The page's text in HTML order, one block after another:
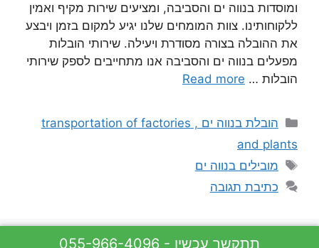
ומוסדות בנווה ים והסביבה, ומציעים שירות מקיף ואמין
ללקוחותינו. צוות המומחים שלנו יגיע למקום בזמן ויבצע
את ההובלה בצורה מסודרת ויעילה. שירותי הובלות
מפעלים בנווה ים והסביבה אנו מתחייבים לספק שירותי
הובלות … Read more
קטגוריות
הובלת בנווה ים , transportation of factories
and plants
תגיות
מובילים בנווה ים
כתיבת תגובה
055-966-4096 - תתקשר עכשיו